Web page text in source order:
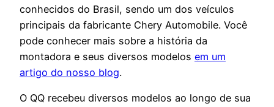
conhecidos do Brasil, sendo um dos veículos
principais da fabricante Chery Automobile. Você
pode conhecer mais sobre a história da
montadora e seus diversos modelos em um
artigo do nosso blog.
O QQ recebeu diversos modelos ao longo de sua